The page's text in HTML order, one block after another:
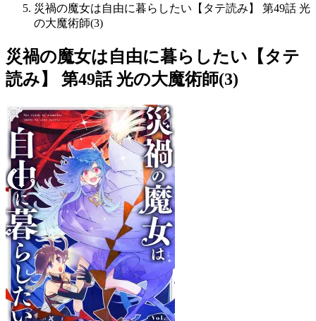
災禍の魔女は自由に暮らしたい【タテ読み】 第49話 光
の大魔術師(3)
災禍の魔女は自由に暮らしたい【タテ
読み】 第49話 光の大魔術師(3)